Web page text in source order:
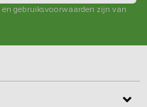
en gebruiksvoorwaarden zijn van